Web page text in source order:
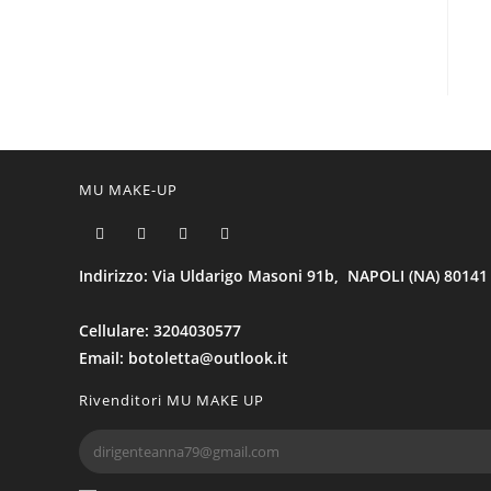
MU MAKE-UP
Indirizzo: Via Uldarigo Masoni 91b, NAPOLI (NA) 80141
Cellulare: 3204030577
Email: botoletta@outlook.it
Rivenditori MU MAKE UP